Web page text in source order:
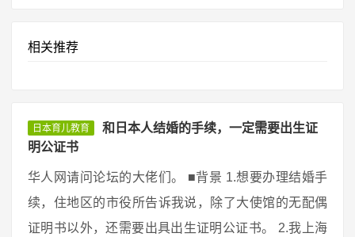
相关推荐
日本育儿教育
和日本人结婚的手续，一定需要出生证
明公证书
华人网请问论坛的大佬们。 ■背景 1.想要办理结婚手
续，住地区的市役所告诉我说，除了大使馆的无配偶
证明书以外，还需要出具出生证明公证书。 2.我上海